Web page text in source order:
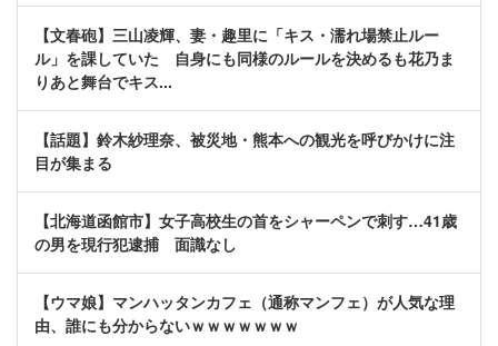
【文春砲】三山凌輝、妻・趣里に「キス・濡れ場禁止ルー
ル」を課していた 自身にも同様のルールを決めるも花乃ま
りあと舞台でキス...
【話題】鈴木紗理奈、被災地・熊本への観光を呼びかけに注
目が集まる
【北海道函館市】女子高校生の首をシャーペンで刺す…41歳
の男を現行犯逮捕 面識なし
【ウマ娘】マンハッタンカフェ（通称マンフェ）が人気な理
由、誰にも分からないｗｗｗｗｗｗｗ